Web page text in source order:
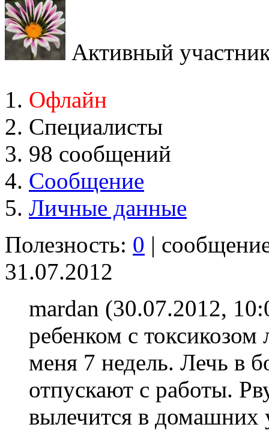
Активный
Офлайн
Специалисты
98 сообщений
Сообщение
Личные данные
Полезность: 0 |
31.07.2012
mardan (30.07.2012,
ребенком с
меня 7 недель. Лечь в
отпускают с работы.
вылечится в домашних